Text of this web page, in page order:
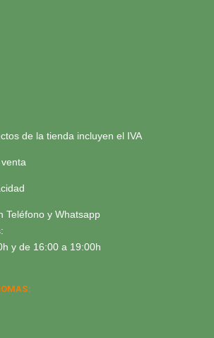
de la tienda incluyen el IVA
Teléfono y Whatsapp
y de 16:00 a 19:00h